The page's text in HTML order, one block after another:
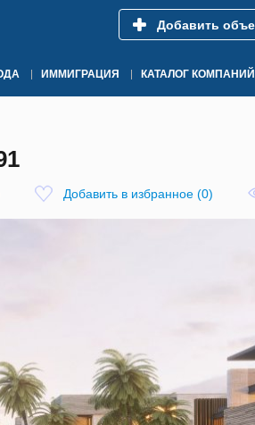
Добавить
ИММИГРАЦИЯ КАТАЛОГ КОМПАНИЙ
Добавить в избранное (0)